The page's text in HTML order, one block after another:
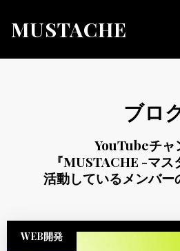
MUSTACHE
ブロ
YouTubeチャ
『MUSTACHE -マ
活動しているメンバー
WEB開発